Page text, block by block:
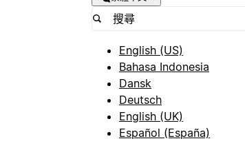
English (US)
Bahasa Indonesia
Dansk
Deutsch
English (UK)
Español (España)